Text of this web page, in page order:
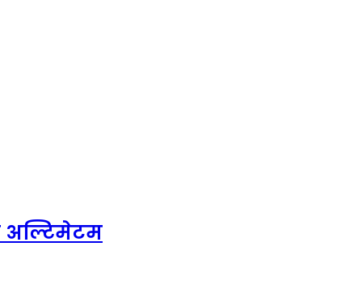
अल्टिमेटम